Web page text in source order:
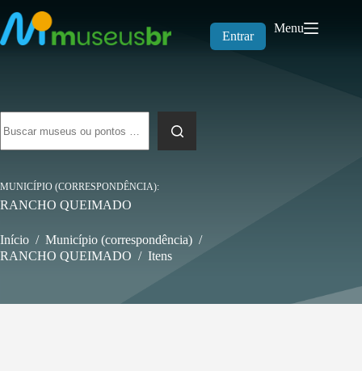
para
o
conteúdo
Entrar
Menu
resultados
MUNICÍPIO (CORRESPONDÊNCIA)
RANCHO QUEIMADO
Início / Município (correspondência) /
RANCHO QUEIMADO / Itens